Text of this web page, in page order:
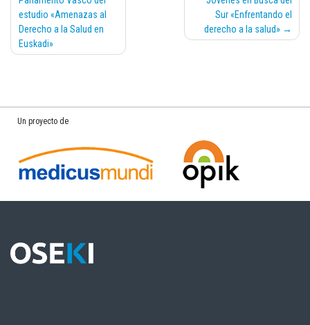
entradas
estudio «Amenazas al
Derecho a la Salud en
Euskadi»
Sur «Enfrentando el
derecho a la salud»
Un proyecto de